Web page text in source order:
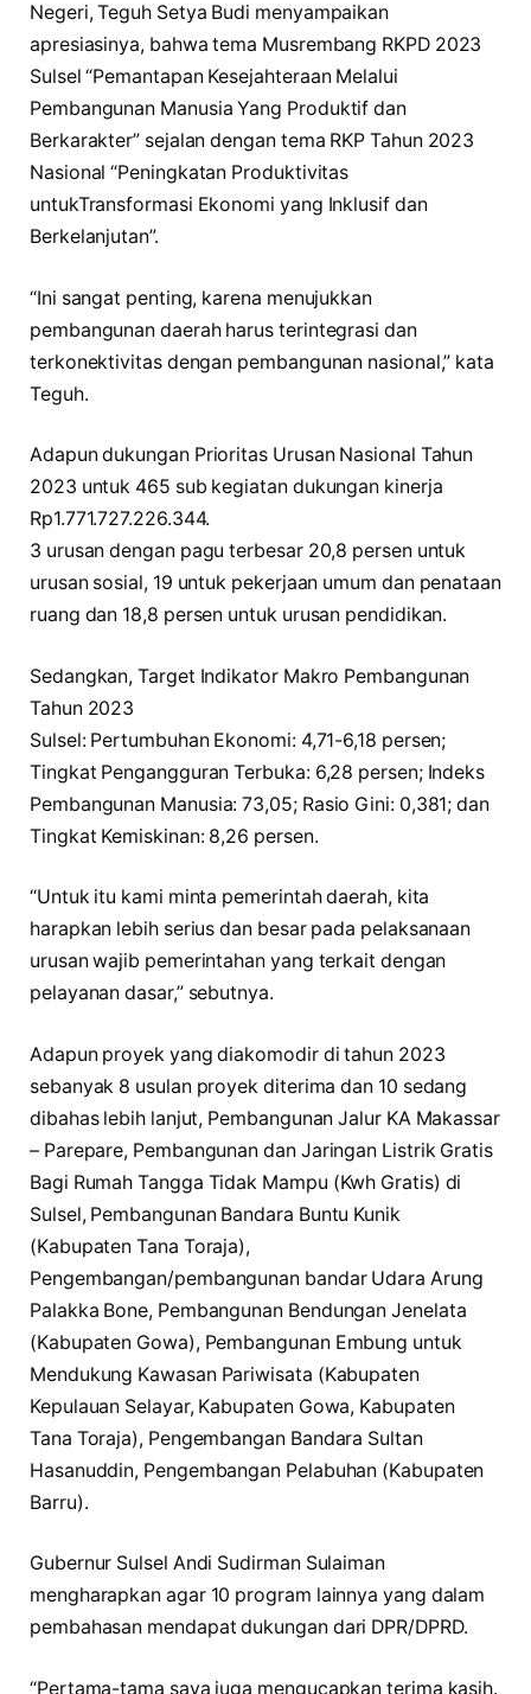
Negeri, Teguh Setya Budi menyampaikan
apresiasinya, bahwa tema Musrembang RKPD 2023
Sulsel “Pemantapan Kesejahteraan Melalui
Pembangunan Manusia Yang Produktif dan
Berkarakter” sejalan dengan tema RKP Tahun 2023
Nasional “Peningkatan Produktivitas
untukTransformasi Ekonomi yang Inklusif dan
Berkelanjutan”.
“Ini sangat penting, karena menujukkan
pembangunan daerah harus terintegrasi dan
terkonektivitas dengan pembangunan nasional,” kata
Teguh.
Adapun dukungan Prioritas Urusan Nasional Tahun
2023 untuk 465 sub kegiatan dukungan kinerja
Rp1.771.727.226.344.
3 urusan dengan pagu terbesar 20,8 persen untuk
urusan sosial, 19 untuk pekerjaan umum dan penataan
ruang dan 18,8 persen untuk urusan pendidikan.
Sedangkan, Target Indikator Makro Pembangunan
Tahun 2023
Sulsel: Pertumbuhan Ekonomi: 4,71-6,18 persen;
Tingkat Pengangguran Terbuka: 6,28 persen; Indeks
Pembangunan Manusia: 73,05; Rasio Gini: 0,381; dan
Tingkat Kemiskinan: 8,26 persen.
“Untuk itu kami minta pemerintah daerah, kita
harapkan lebih serius dan besar pada pelaksanaan
urusan wajib pemerintahan yang terkait dengan
pelayanan dasar,” sebutnya.
Adapun proyek yang diakomodir di tahun 2023
sebanyak 8 usulan proyek diterima dan 10 sedang
dibahas lebih lanjut, Pembangunan Jalur KA Makassar
– Parepare, Pembangunan dan Jaringan Listrik Gratis
Bagi Rumah Tangga Tidak Mampu (Kwh Gratis) di
Sulsel, Pembangunan Bandara Buntu Kunik
(Kabupaten Tana Toraja),
Pengembangan/pembangunan bandar Udara Arung
Palakka Bone, Pembangunan Bendungan Jenelata
(Kabupaten Gowa), Pembangunan Embung untuk
Mendukung Kawasan Pariwisata (Kabupaten
Kepulauan Selayar, Kabupaten Gowa, Kabupaten
Tana Toraja), Pengembangan Bandara Sultan
Hasanuddin, Pengembangan Pelabuhan (Kabupaten
Barru).
Gubernur Sulsel Andi Sudirman Sulaiman
mengharapkan agar 10 program lainnya yang dalam
pembahasan mendapat dukungan dari DPR/DPRD.
“Pertama-tama saya juga mengucapkan terima kasih.